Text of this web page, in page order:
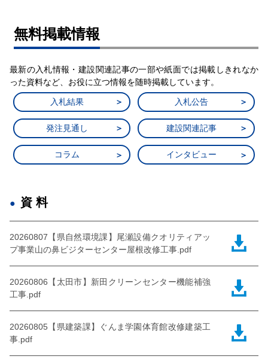
無料掲載情報
最新の入札情報・建設関連記事の一部や紙面では掲載しきれなか
った資料など、お役に立つ情報を随時掲載しています。
入札結果 入札公告
発注見通し 建設関連記事
コラム インタビュー
資料
20260807【県自然環境課】尾瀬設備クオリティアッ
プ事業山の鼻ビジターセンター屋根改修工事.pdf
20260806【太田市】新田クリーンセンター機能補強
工事.pdf
20260805【県建築課】ぐんま学園体育館改修建築工
事.pdf